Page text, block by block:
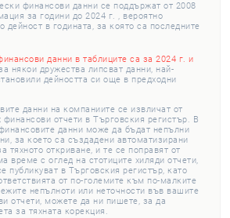
финансови данни се поддържат от 2008
за години до 2024 г. , вероятно
дейност в годината, за която са последните
данни в таблиците са за 2024 г. и
някои дружества липсват данни, най-
дейността си още в предходни
данни на компаниите се извличат от
финансови отчети в Търговския регистър. В
данни може да бъдат непълни
за което са създадени автоматизирани
тяхното откриване, и те се поправят от
време с оглед на стотиците хиляди отчети,
публикуват в Търговския регистър, като
от по-големите към по-малките
непълноти или неточности във вашите
отчети, можете да ни пишете, за да
за тяхната корекция.